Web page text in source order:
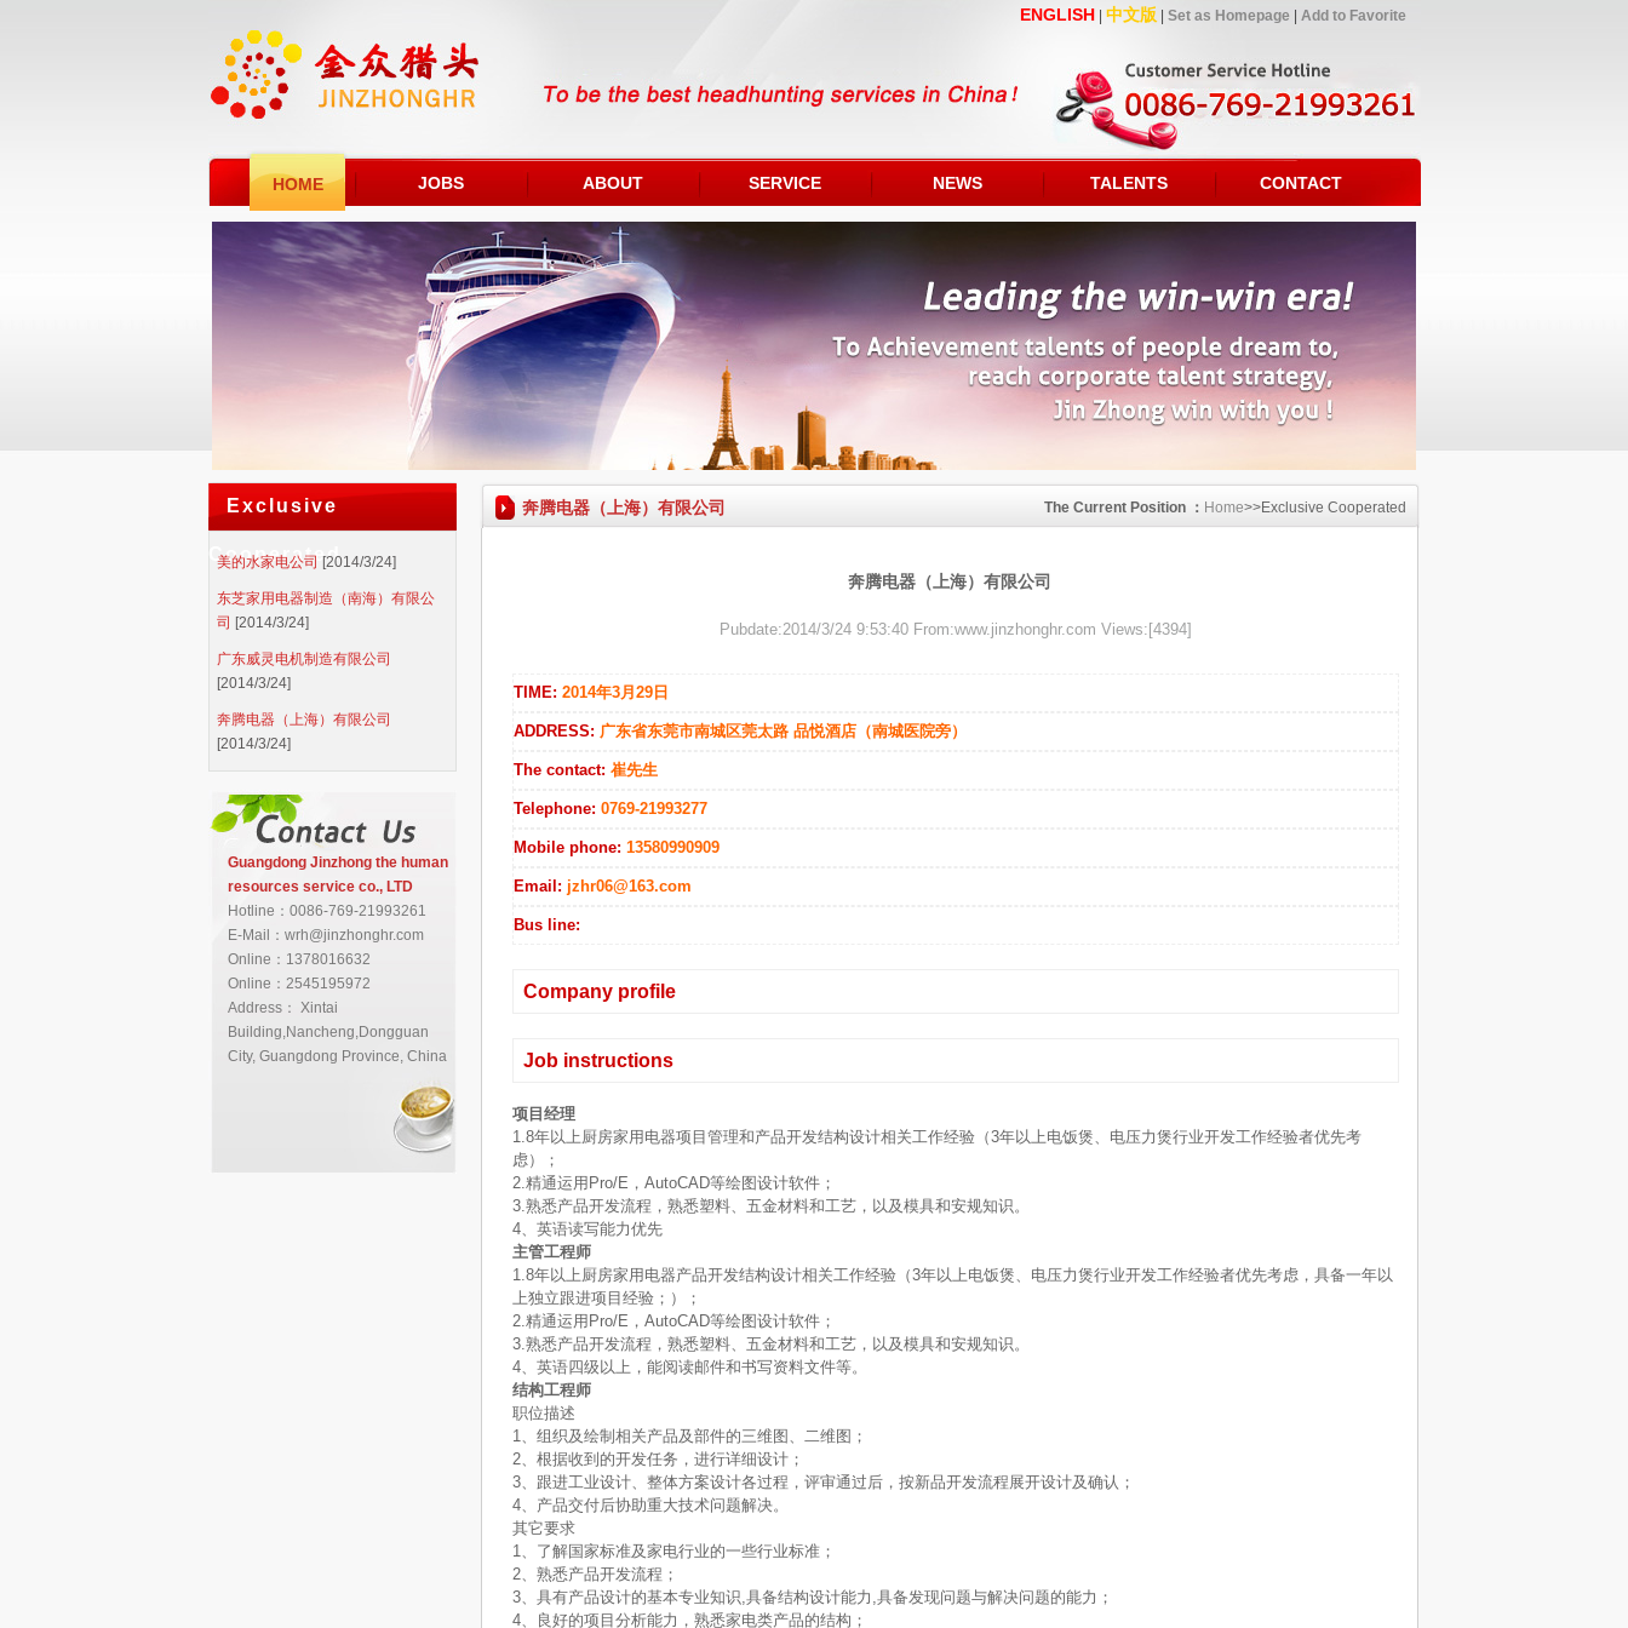
ENGLISH 中文版 Set as Homepage Add to Favorite
HOME JOBS ABOUT SERVICE NEWS TALENTS CONTACT
Exclusive
Cooperated
美的水家电公司 [2014/3/24]
东芝家用电器制造（南海）有限公
司 [2014/3/24]
广东威灵电机制造有限公司
[2014/3/24]
奔腾电器（上海）有限公司
[2014/3/24]
Guangdong Jinzhong the human
resources service co., LTD
Hotline：0086-769-21993261
E-Mail：wrh@jinzhonghr.com
Online：1378016632
Online：2545195972
Address： Xintai
Building,Nancheng,Dongguan
City, Guangdong Province, China
奔腾电器（上海）有限公司 The Current Position ： Home>>Exclusive Cooperated
奔腾电器（上海）有限公司
Pubdate:2014/3/24 9:53:40 From:www.jinzhonghr.com Views:[4394]
TIME: 2014年3月29日
ADDRESS: 广东省东莞市南城区莞太路 品悦酒店（南城医院旁）
The contact: 崔先生
Telephone: 0769-21993277
Mobile phone: 13580990909
Email: jzhr06@163.com
Bus line:
Company profile
Job instructions
项目经理
1.8年以上厨房家用电器项目管理和产品开发结构设计相关工作经验（3年以上电饭煲、电压力煲行业开发工作经验者优先考
虑）；
2.精通运用Pro/E，AutoCAD等绘图设计软件；
3.熟悉产品开发流程，熟悉塑料、五金材料和工艺，以及模具和安规知识。
4、英语读写能力优先
主管工程师
1.8年以上厨房家用电器产品开发结构设计相关工作经验（3年以上电饭煲、电压力煲行业开发工作经验者优先考虑，具备一年以
上独立跟进项目经验；）；
2.精通运用Pro/E，AutoCAD等绘图设计软件；
3.熟悉产品开发流程，熟悉塑料、五金材料和工艺，以及模具和安规知识。
4、英语四级以上，能阅读邮件和书写资料文件等。
结构工程师
职位描述
1、组织及绘制相关产品及部件的三维图、二维图；
2、根据收到的开发任务，进行详细设计；
3、跟进工业设计、整体方案设计各过程，评审通过后，按新品开发流程展开设计及确认；
4、产品交付后协助重大技术问题解决。
其它要求
1、了解国家标准及家电行业的一些行业标准；
2、熟悉产品开发流程；
3、具有产品设计的基本专业知识,具备结构设计能力,具备发现问题与解决问题的能力；
4、良好的项目分析能力，熟悉家电类产品的结构；